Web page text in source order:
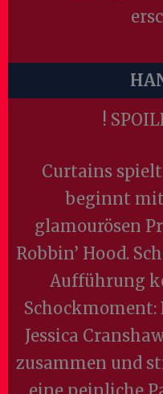
!
Curtains
beginnt
glamourösen
Robbin’ Hood.
Aufführung
Jessica
zusammen und